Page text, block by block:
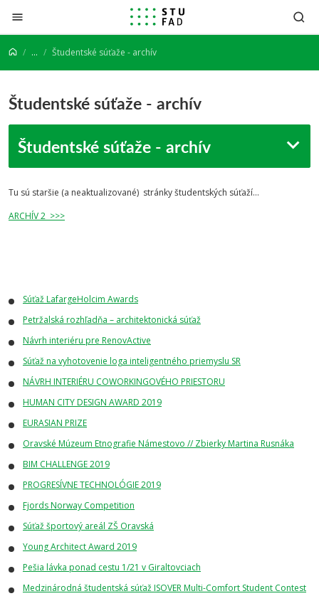
Prejsť na obsah
... Študentské súťaže - archív
Študentské súťaže - archív
Študentské súťaže - archív
Tu sú staršie (a neaktualizované) stránky študentských súťaží...
ARCHÍV 2 >>>
Súťaž LafargeHolcim Awards
Petržalská rozhľadňa – architektonická súťaž
Návrh interiéru pre RenovActive
Súťaž na vyhotovenie loga inteligentného priemyslu SR
NÁVRH INTERIÉRU COWORKINGOVÉHO PRIESTORU
HUMAN CITY DESIGN AWARD 2019
EURASIAN PRIZE
Oravské Múzeum Etnografie Námestovo // Zbierky Martina Rusnáka
BIM CHALLENGE 2019
PROGRESÍVNE TECHNOLÓGIE 2019
Fjords Norway Competition
Súťaž športový areál ZŠ Oravská
Young Architect Award 2019
Pešia lávka ponad cestu 1/21 v Giraltovciach
Medzinárodná študentská súťaž ISOVER Multi-Comfort Student Contest